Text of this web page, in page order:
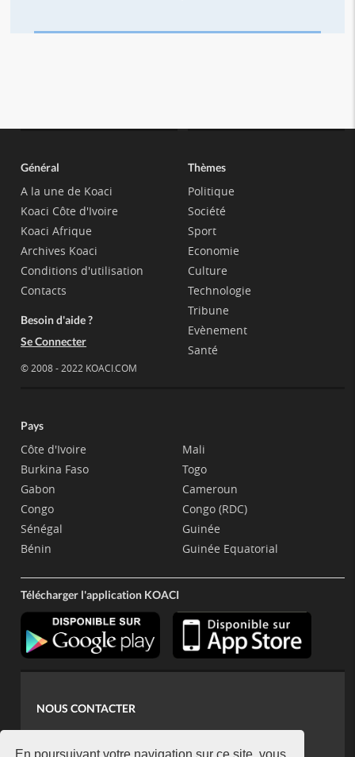
En poursuivant votre navigation sur ce site, vous
Général
A la une de Koaci
Koaci Côte d'Ivoire
Koaci Afrique
Archives Koaci
Conditions d'utilisation
Contacts
Besoin d'aide ?
Se Connecter
© 2008 - 2022 KOACI.COM
Thèmes
Politique
Société
Sport
Economie
Culture
Technologie
Tribune
Evènement
Santé
Pays
Côte d'Ivoire
Burkina Faso
Gabon
Congo
Sénégal
Bénin
Mali
Togo
Cameroun
Congo (RDC)
Guinée
Guinée Equatorial
Télécharger l'application KOACI
NOUS CONTACTER